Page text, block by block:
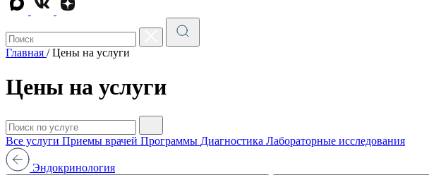
Главная / Цены на услуги
Цены на услуги
Все услуги Приемы врачей Программы Диагностика Лабораторные исследования
Эндокринология